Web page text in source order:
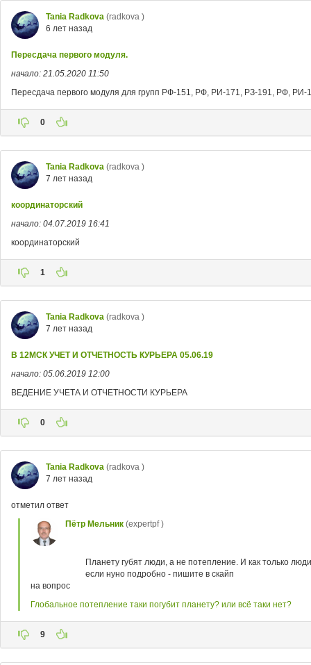
Tania Radkova (radkova )
6 лет назад
Пересдача первого модуля.
начало: 21.05.2020 11:50
Пересдача первого модуля для групп РФ-151, РФ, РИ-171, РЗ-191, РФ, РИ-
0
Tania Radkova (radkova )
7 лет назад
координаторский
начало: 04.07.2019 16:41
координаторский
1
Tania Radkova (radkova )
7 лет назад
В 12МСК УЧЕТ И ОТЧЕТНОСТЬ КУРЬЕРА 05.06.19
начало: 05.06.2019 12:00
ВЕДЕНИЕ УЧЕТА И ОТЧЕТНОСТИ КУРЬЕРА
0
Tania Radkova (radkova )
7 лет назад
отметил ответ
Пётр Мельник (expertpf )
Планету губят люди, а не потепление. И как только
если нуно подробно - пишите в скайп
на вопрос
Глобальное потепление таки погубит планету? или всё таки нет?
9